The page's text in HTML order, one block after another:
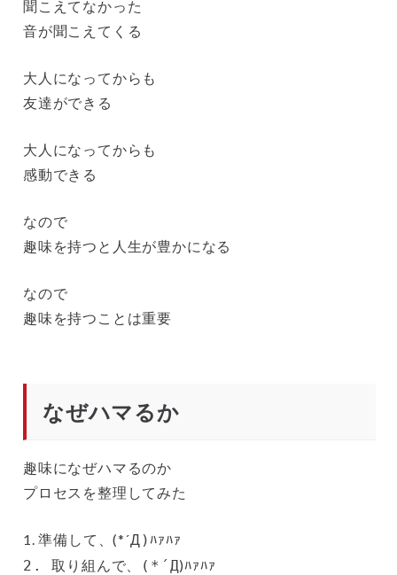
聞こえてなかった
音が聞こえてくる
大人になってからも
友達ができる
大人になってからも
感動できる
なので
趣味を持つと人生が豊かになる
なので
趣味を持つことは重要
なぜハマるか
趣味になぜハマるのか
プロセスを整理してみた
1. 準備して、(*´Д )ﾊｧﾊｧ
2. 取り組んで、(*´Д)ﾊｧﾊｧ